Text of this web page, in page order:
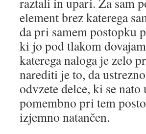
element brez katerega
da pri samem postopku
ki jo pod tlakom
katerega naloga je zelo
narediti je to, da
odvzete delce, ki se
pomembno pri tem
izjemno natančen.